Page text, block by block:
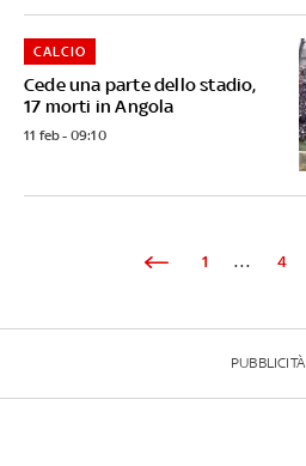
Cede una parte dello stadio,
17 morti in Angola
CALCIO
11 feb - 09:10
1 ... 4
PUBBLICITÀ